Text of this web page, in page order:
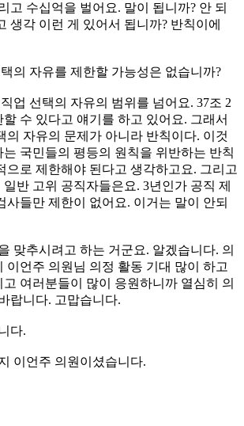
고 수십억을 벌어요. 말이 됩니까? 안 되
생각 이런 게 있어서 됩니까? 반칙이에
의 자유를 제한할 가능성은 없습니까?
업 선택의 자유의 범위를 넘어요. 37조 2
수 있다고 얘기를 하고 있어요. 그래서
의 자유의 문제가 아니라 반칙이다. 이것
국민들의 평등의 원칙을 위반하는 반칙
으로 제한해야 된다고 생각하고요. 그리고
반 고위 공직자들은요. 3년인가 공직 제
사들만 제한이 없어요. 이거는 말이 안되
맞추시려고 하는 거군요. 알겠습니다. 의
이언주 의원님 의정 활동 기대 많이 하고
여러분들이 많이 응원하니까 열심히 의
랍니다. 고맙습니다.
다.
이언주 의원이셨습니다.